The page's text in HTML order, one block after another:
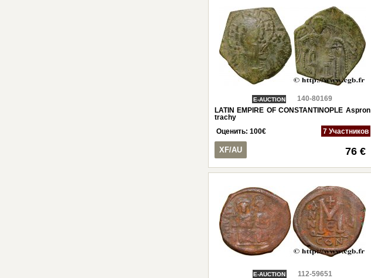
E-AUCTION
140-80169
LATIN EMPIRE OF CONSTANTINOPLE Aspron
trachy
Оценить:100€ 7 Участников
XF/AU 76 €
E-AUCTION
112-59651